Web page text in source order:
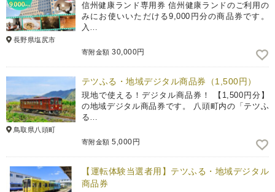
長野県塩尻市
信州健康ランド専用券 信州健康ランドのご利用の
みにお使いいただける9,000円分の商品券です。
入…
寄附金額 30,000円
鳥取県八頭町
テツふる・地域デジタル商品券（1,500円）
現地で使える！デジタル商品券！ 【1,500円分】
の地域デジタル商品券です。 八頭町内の「テツふ
る…
寄附金額 5,000円
【運転体験当選者用】テツふる・地域デジタル
商品券